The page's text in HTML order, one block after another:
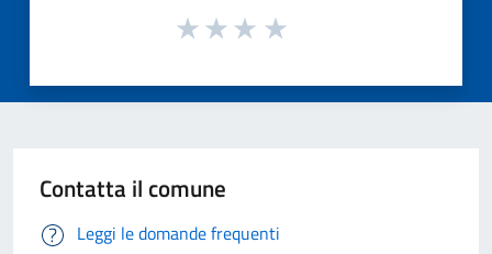
Contatta il comune
Leggi le domande frequenti